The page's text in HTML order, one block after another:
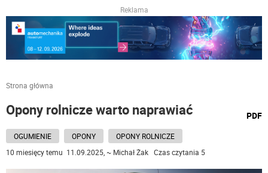
Reklama
Strona główna
Opony rolnicze warto naprawiać PDF
OGUMIENIE OPONY
OPONY ROLNICZE
10 miesięcy temu 11.09.2025, ~ Michał Żak Czas czytania 5